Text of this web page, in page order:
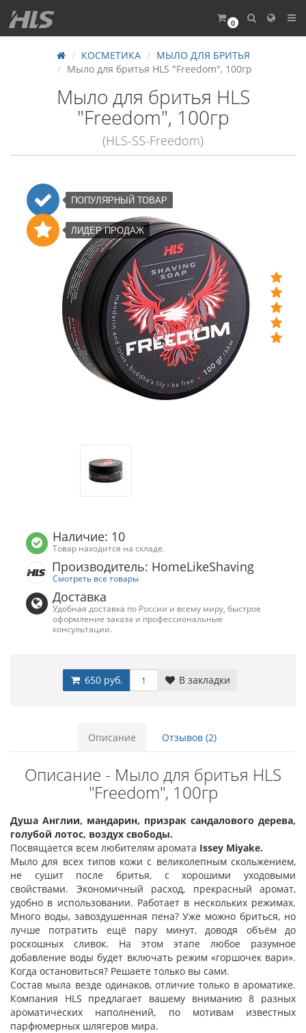
0
КОСМЕТИКА
МЫЛО ДЛЯ БРИТЬЯ
Мыло для бритья HLS "Freedom", 100гр
Мыло для бритья HLS
"Freedom", 100гр
(HLS-SS-Freedom)
ПОПУЛЯРНЫЙ ТОВАР
ЛИДЕР ПРОДАЖ
Наличие: 10
Товар находится на складе.
Производитель: HomeLikeShaving
Смотреть все товары
Доставка
Удобная доставка по России и всему миру, быстрое
оформление заказа и профессиональные
консультации.
650 руб. В закладки
Описание Отзывов (2)
Описание - Мыло для бритья HLS
"Freedom", 100гр
Душа Англии, мандарин, призрак сандалового дерева,
голубой лотос, воздух свободы.
Посвящается всем любителям аромата Issey Miyake.
Мыло для всех типов кожи с великолепным скольжением,
не сушит после бритья, с хорошими уходовыми
свойствами. Экономичный расход, прекрасный аромат,
удобно в использовании. Работает в нескольких режимах.
Много воды, завоздушенная пена? Уже можно бриться, но
лучше потратить ещё пару минут, доводя объём до
роскошных сливок. На этом этапе любое разумное
добавление воды будет включать режим «горшочек вари».
Когда остановиться? Решаете только вы сами.
Состав мыла везде одинаков, отличие только в ароматике.
Компания HLS предлагает вашему вниманию 8 разных
ароматических наполнений, по мотивам известных
парфюмерных шлягеров мира.